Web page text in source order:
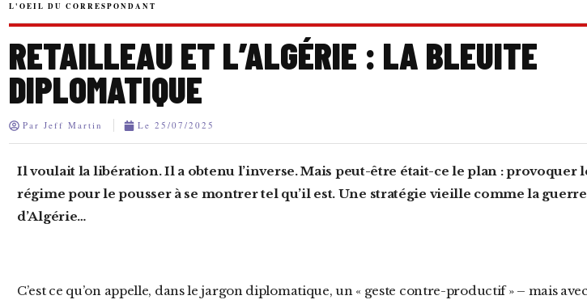
L'OEIL DU CORRESPONDANT
RETAILLEAU ET L’ALGÉRIE : LA BLEUITE
DIPLOMATIQUE
Par Jeff Martin Le 25/07/2025
Il voulait la libération. Il a obtenu l’inverse. Mais peut-être était-ce le plan : provoquer le
régime pour le pousser à se montrer tel qu’il est. Une stratégie vieille comme la guerre
d’Algérie…
C’est ce qu’on appelle, dans le jargon diplomatique, un « geste contre-productif » – mais avec